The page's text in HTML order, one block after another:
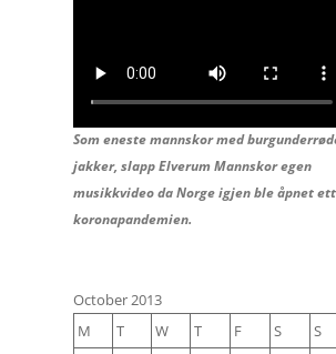
Som eneste mannskor med
jakker, slapp Elverum Mannskor egen
musikkvideo da Norge igjen ble åpnet
koronapandemien.
October 2013
M
T W T F S
S